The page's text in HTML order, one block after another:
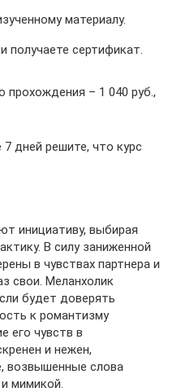
материалу.
получаете сертификат.
прохождения – 1 040 руб.,
7 дней решите, что курс
инициативу, выбирая
В силу заниженной
в чувствах партнера и
свои. Меланхолик
будет доверять
к романтизму
его чувств в
и нежен,
возвышенные слова
мимикой.